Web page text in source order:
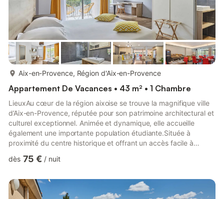
Aix-en-Provence, Région d'Aix-en-Provence
Appartement De Vacances • 43 m² • 1 Chambre
LieuxAu cœur de la région aixoise se trouve la magnifique ville
d’Aix-en-Provence, réputée pour son patrimoine architectural et
culturel exceptionnel. Animée et dynamique, elle accueille
également une importante population étudiante.Située à
proximité du centre historique et offrant un accès facile à
emplacement privilégié. À seulement 10 minutes des principaux
Mirabeau et la Fondation Vasarely — elle permet de profiter à la
fois de la richesse culturelle de la vi...
dès 75 € / nuit